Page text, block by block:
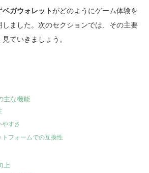
ベガウォレットがどのようにゲーム体験を
しました。次のセクションでは、その主要
ていきましょう。
主な機能
やすさ
トフォームでの互換性
上